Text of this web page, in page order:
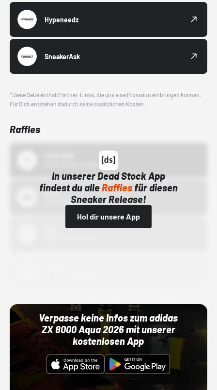
Hypeneedz
SneakerAsk
*Diese Seite enthält Partner-Links, die uns eine Provision einbringen können.
Für Dich entstehen dadurch keine zusätzlichen Kosten.
Raffles
In unserer Dead Stock App
findest du alleRafflesfür diesen
Sneaker Release!
Hol dir unsere App
Bstn
01.10.22 00:00 Uhr
Verpasse keine Infos zum adidas
ZX 8000 Aqua 2026 mit unserer
kostenlosen App